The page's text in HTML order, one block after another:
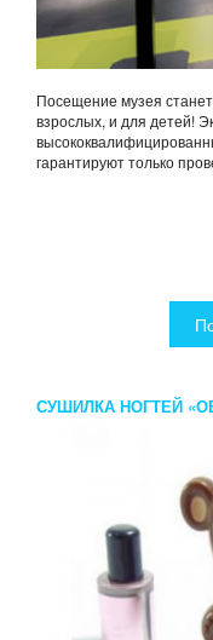
Посещение музея
взрослых, и для детей!
гарантируют только
СУШИЛКА НОГТЕЙ